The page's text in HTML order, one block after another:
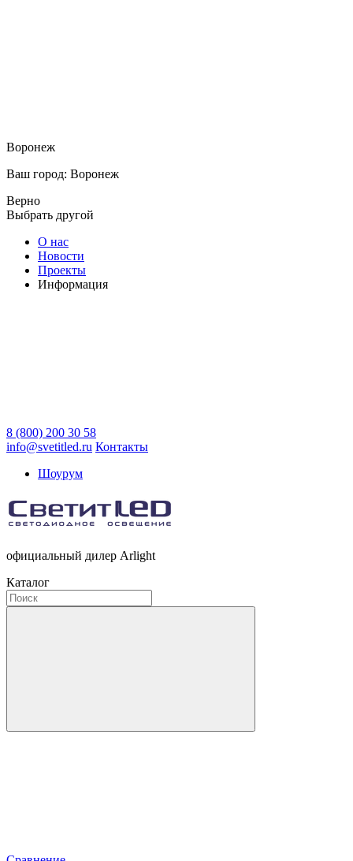
Воронеж
Ваш город: Воронеж
Верно
Выбрать другой
О нас
Новости
Проекты
Информация
8 (800) 200 30 58
info@svetitled.ru Контакты
Шоурум
официальный дилер Arlight
Каталог